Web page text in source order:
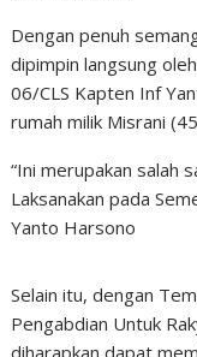
Dengan penuh
dipimpin langsung
06/CLS Kapten Inf
rumah milik Misrani
“Ini merupakan salah
Laksanakan pada
Yanto Harsono
Selain itu, dengan
Pengabdian Untuk
diharapkan dapat